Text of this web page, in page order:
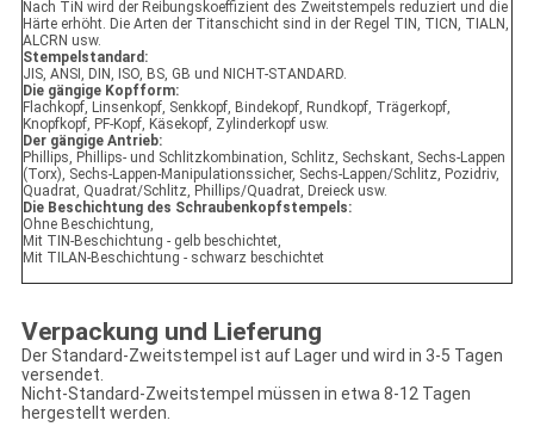
Nach TiN wird der Reibungskoeffizient des Zweitstempels reduziert und die
Härte erhöht. Die Arten der Titanschicht sind in der Regel TIN, TICN, TIALN,
ALCRN usw.
Stempelstandard:
JIS, ANSI, DIN, ISO, BS, GB und NICHT-STANDARD.
Die gängige Kopfform:
Flachkopf, Linsenkopf, Senkkopf, Bindekopf, Rundkopf, Trägerkopf,
Knopfkopf, PF-Kopf, Käsekopf, Zylinderkopf usw.
Der gängige Antrieb:
Phillips, Phillips- und Schlitzkombination, Schlitz, Sechskant, Sechs-Lappen
(Torx), Sechs-Lappen-Manipulationssicher, Sechs-Lappen/Schlitz, Pozidriv,
Quadrat, Quadrat/Schlitz, Phillips/Quadrat, Dreieck usw.
Die Beschichtung des Schraubenkopfstempels:
Ohne Beschichtung,
Mit TIN-Beschichtung - gelb beschichtet,
Mit TILAN-Beschichtung - schwarz beschichtet
Verpackung und Lieferung
Der Standard-Zweitstempel ist auf Lager und wird in 3-5 Tagen
versendet.
Nicht-Standard-Zweitstempel müssen in etwa 8-12 Tagen
hergestellt werden.